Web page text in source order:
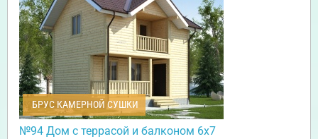
БРУС КАМЕРНОЙ СУШКИ
№94 Дом с террасой и балконом 6х7